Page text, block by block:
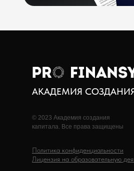
© 2023 Академия создания
капитала. Все права защищены
АКАДЕМИЯ
Политика конфиденциальности
Лицензия на образовательную